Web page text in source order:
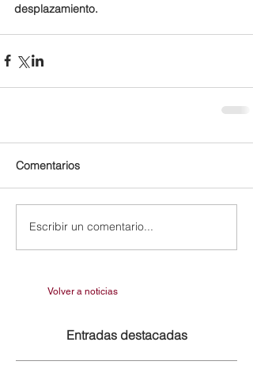
desplazamiento.
Comentarios
Escribir un comentario...
Volver a noticias
Entradas destacadas